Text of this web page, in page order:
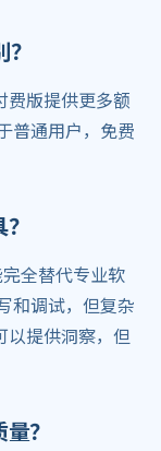
费版提供更多额
普通用户，免费
全替代专业软
和调试，但复杂
以提供洞察，但
？